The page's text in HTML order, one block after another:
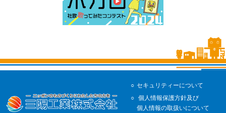
セキュリティーについて
個人情報保護方針及び
個人情報の取扱いについて